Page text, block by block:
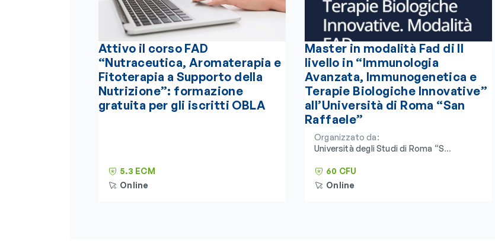
Attivo il corso FAD
“Nutraceutica, Aromaterapia e
Fitoterapia a Supporto della
Nutrizione”: formazione
gratuita per gli iscritti OBLA
5.3 ECM
Online
Master in modalità Fad di II
livello in “Immunologia
Avanzata, Immunogenetica e
Terapie Biologiche Innovative”
all’Università di Roma “San
Raffaele”
Organizzato da:
Università degli Studi di Roma “San
Universitario Humanitas
60 CFU
Online